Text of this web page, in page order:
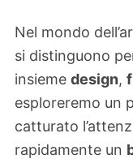
Nel mondo
si distinguono
insieme design,
esploreremo un
catturato
rapidamente un